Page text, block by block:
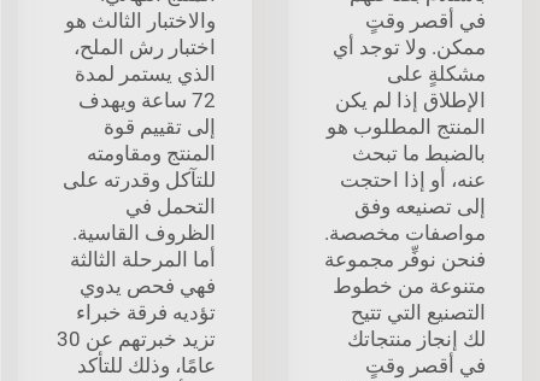
في أقصر وقتٍ
ممكن. ولا توجد أي
مشكلةٍ على
الإطلاق إذا لم يكن
المنتج المطلوب هو
بالضبط ما تبحث
عنه، أو إذا احتجت
إلى تصنيعه وفق
مواصفات مخصصة.
فنحن نوفِّر مجموعة
متنوعة من خطوط
التصنيع التي تتيح
لك إنجاز منتجاتك
في أقصر وقتٍ
والاختبار الثالث هو
اختبار رش الملح،
الذي يستمر لمدة
72 ساعة ويهدف
إلى تقييم قوة
المنتج ومقاومته
للتآكل وقدرته على
التحمل في
الظروف القاسية.
أما المرحلة الثالثة
فهي فحص يدوي
تؤديه فرقة خبراء
تزيد خبرتهم عن 30
عامًا، وذلك للتأكد